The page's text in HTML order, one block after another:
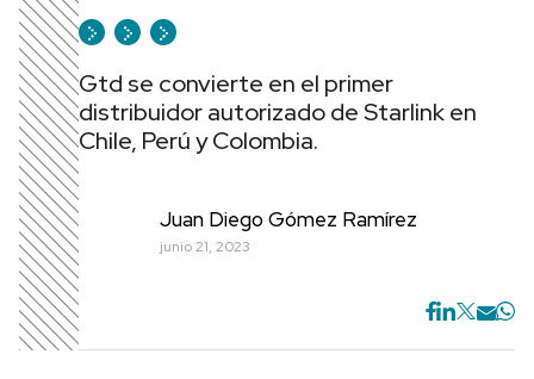
Gtd se convierte en el primer
distribuidor autorizado de Starlink en
Chile, Perú y Colombia.
Juan Diego Gómez Ramírez
junio 21, 2023